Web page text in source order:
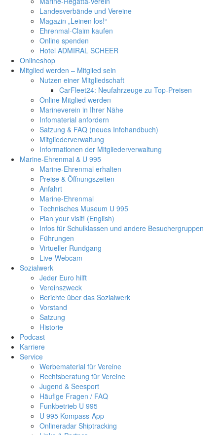
Landesverbände und Vereine
Magazin „Leinen los!“
Ehrenmal-Claim kaufen
Online spenden
Hotel ADMIRAL SCHEER
Onlineshop
Mitglied werden – Mitglied sein
Nutzen einer Mitgliedschaft
CarFleet24: Neufahrzeuge zu Top-Preisen
Online Mitglied werden
Marineverein in Ihrer Nähe
Infomaterial anfordern
Satzung & FAQ (neues Infohandbuch)
Mitgliederverwaltung
Informationen der Mitgliederverwaltung
Marine-Ehrenmal & U 995
Marine-Ehrenmal erhalten
Preise & Öffnungszeiten
Anfahrt
Marine-Ehrenmal
Technisches Museum U 995
Plan your visit! (English)
Infos für Schulklassen und andere Besuchergruppen
Führungen
Virtueller Rundgang
Live-Webcam
Sozialwerk
Jeder Euro hilft
Vereinszweck
Berichte über das Sozialwerk
Vorstand
Satzung
Historie
Podcast
Karriere
Service
Werbematerial für Vereine
Rechtsberatung für Vereine
Jugend & Seesport
Häufige Fragen / FAQ
Funkbetrieb U 995
U 995 Kompass-App
Onlineradar Shiptracking